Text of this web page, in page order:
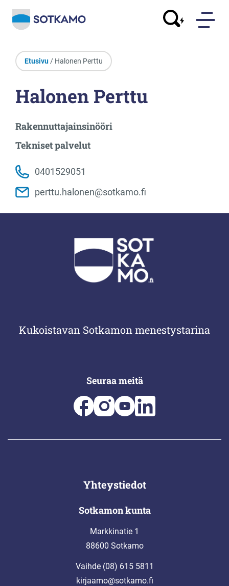
Etusivu / Halonen Perttu
Halonen Perttu
Rakennuttajainsinööri
Tekniset palvelut
0401529051
perttu.halonen@sotkamo.fi
Kukoistavan Sotkamon menestystarina
Seuraa meitä
Yhteystiedot
Sotkamon kunta
Markkinatie 1
88600 Sotkamo
Vaihde (08) 615 5811
kirjaamo@sotkamo.fi